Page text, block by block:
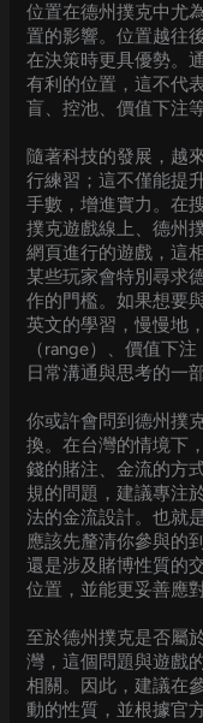
位置在德州撲克中尤
置的影響。位置越往
在決策時更具優勢。
有利的位置，這不代
盲、控池、價值下注
隨著科技的發展，越
行練習；這不僅能提
手數，增進實力。在
撲克遊戲線上、德州
網頁進行的遊戲，這
某些玩家會特別尋求
作的門檻。如果想要
英文的學習，慢慢地
（range）、價值下
日常溝通與思考的一部
你或許會問到德州撲
換。在台灣的情境下
錢的賭注、金流的方
規的問題，建議專注
法的金流設計。也就
應該先釐清你參與的
還是涉及賭博性質的
位置，並能更妥善應
至於德州撲克是否屬
灣，這個問題與遊戲
相關。因此，建議在
動的性質，並根據官